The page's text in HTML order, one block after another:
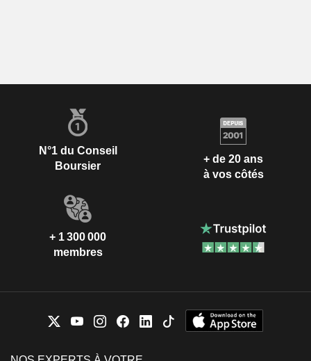
N°1 du Conseil
Boursier
+ de 20 ans
à vos côtés
+ 1 300 000
membres